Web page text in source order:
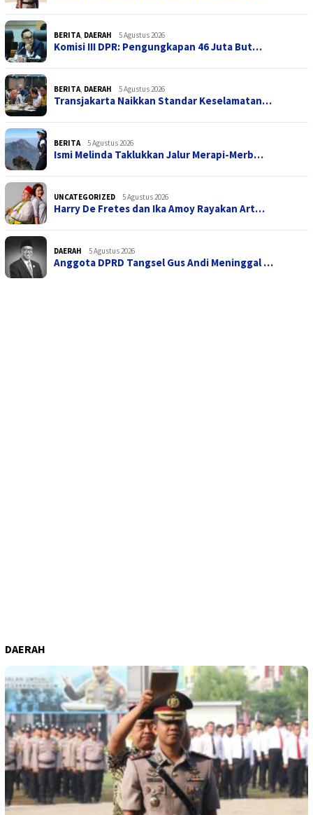
BERITA DAERAH 5 Agustus 2026
Komisi III DPR: Pengungkapan 46 Juta But…
BERITA DAERAH 5 Agustus 2026
Transjakarta Naikkan Standar Keselamatan…
BERITA 5 Agustus 2026
Ismi Melinda Taklukkan Jalur Merapi-Merb…
UNCATEGORIZED 5 Agustus 2026
Harry De Fretes dan Ika Amoy Rayakan Art…
DAERAH 5 Agustus 2026
Anggota DPRD Tangsel Gus Andi Meninggal …
DAERAH